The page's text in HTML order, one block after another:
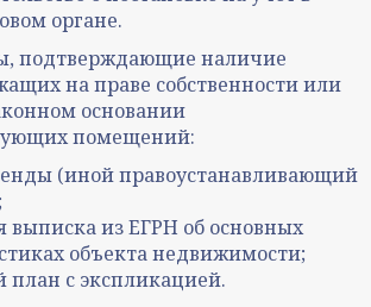
органе.
подтверждающие наличие
на праве собственности или
основании
помещений:
(иной правоустанавливающий
выписка из ЕГРН об основных
объекта недвижимости;
план с экспликацией.